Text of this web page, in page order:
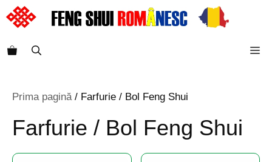
Sari
la
Prima pagină/ Farfurie / Bol Feng Shui
Farfurie / Bol Feng Shui